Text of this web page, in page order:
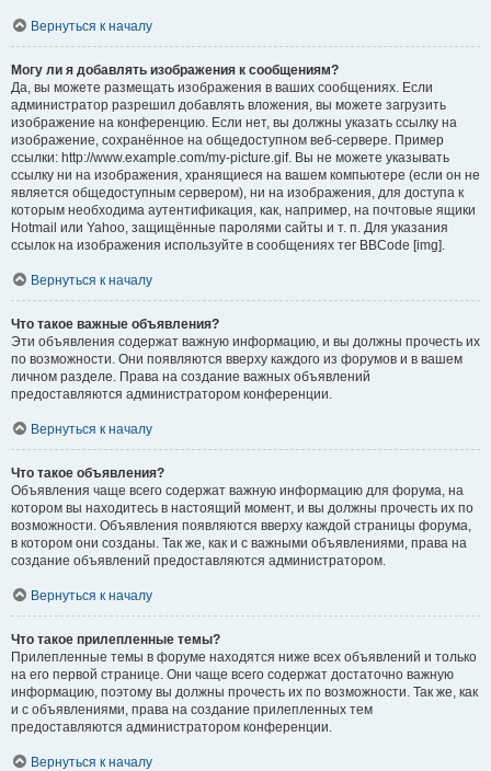
Вернуться к началу
Могу ли я добавлять изображения к сообщениям?
Да, вы можете размещать изображения в ваших сообщениях. Если
администратор разрешил добавлять вложения, вы можете загрузить
изображение на конференцию. Если нет, вы должны указать ссылку на
изображение, сохранённое на общедоступном веб-сервере. Пример
ссылки: http://www.example.com/my-picture.gif. Вы не можете указывать
ссылку ни на изображения, хранящиеся на вашем компьютере (если он не
является общедоступным сервером), ни на изображения, для доступа к
которым необходима аутентификация, как, например, на почтовые ящики
Hotmail или Yahoo, защищённые паролями сайты и т. п. Для указания
ссылок на изображения используйте в сообщениях тег BBCode [img].
Вернуться к началу
Что такое важные объявления?
Эти объявления содержат важную информацию, и вы должны прочесть их
по возможности. Они появляются вверху каждого из форумов и в вашем
личном разделе. Права на создание важных объявлений
предоставляются администратором конференции.
Вернуться к началу
Что такое объявления?
Объявления чаще всего содержат важную информацию для форума, на
котором вы находитесь в настоящий момент, и вы должны прочесть их по
возможности. Объявления появляются вверху каждой страницы форума,
в котором они созданы. Так же, как и с важными объявлениями, права на
создание объявлений предоставляются администратором.
Вернуться к началу
Что такое прилепленные темы?
Прилепленные темы в форуме находятся ниже всех объявлений и только
на его первой странице. Они чаще всего содержат достаточно важную
информацию, поэтому вы должны прочесть их по возможности. Так же, как
и с объявлениями, права на создание прилепленных тем
предоставляются администратором конференции.
Вернуться к началу